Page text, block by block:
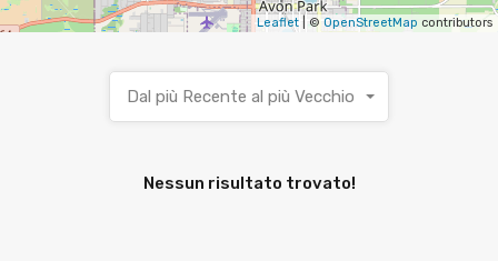
Leaflet | © OpenStreetMap contributors
Dal più Recente al più Vecchio
Nessun risultato trovato!